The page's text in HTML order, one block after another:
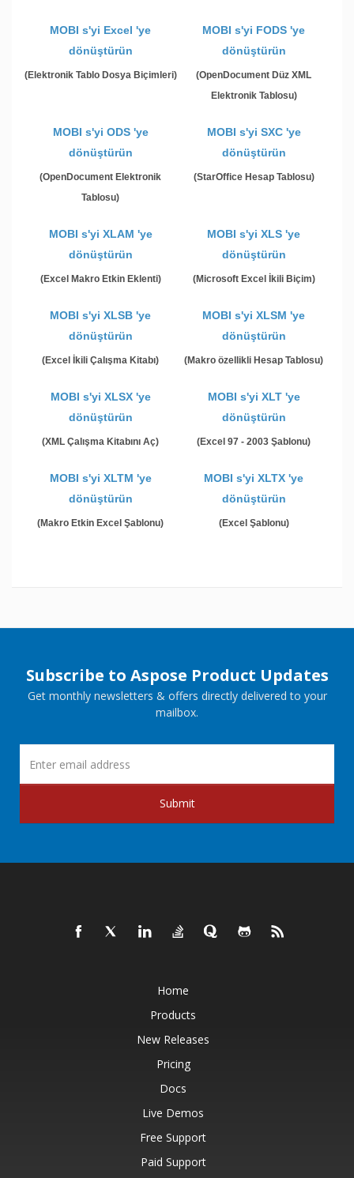
MOBI s'yi Excel 'ye
dönüştürün
(Elektronik Tablo Dosya Biçimleri)
MOBI s'yi FODS 'ye
dönüştürün
(OpenDocument Düz XML
Elektronik Tablosu)
MOBI s'yi ODS 'ye
dönüştürün
(OpenDocument Elektronik
Tablosu)
MOBI s'yi SXC 'ye
dönüştürün
(StarOffice Hesap Tablosu)
MOBI s'yi XLAM 'ye
dönüştürün
(Excel Makro Etkin Eklenti)
MOBI s'yi XLS 'ye
dönüştürün
(Microsoft Excel İkili Biçim)
MOBI s'yi XLSB 'ye
dönüştürün
(Excel İkili Çalışma Kitabı)
MOBI s'yi XLSM 'ye
dönüştürün
(Makro özellikli Hesap Tablosu)
MOBI s'yi XLSX 'ye
dönüştürün
(XML Çalışma Kitabını Aç)
MOBI s'yi XLT 'ye
dönüştürün
(Excel 97 - 2003 Şablonu)
MOBI s'yi XLTM 'ye
dönüştürün
(Makro Etkin Excel Şablonu)
MOBI s'yi XLTX 'ye
dönüştürün
(Excel Şablonu)
Subscribe to Aspose Product Updates
Get monthly newsletters & offers directly delivered to your
mailbox.
Submit
Home
Products
New Releases
Pricing
Docs
Live Demos
Free Support
Paid Support